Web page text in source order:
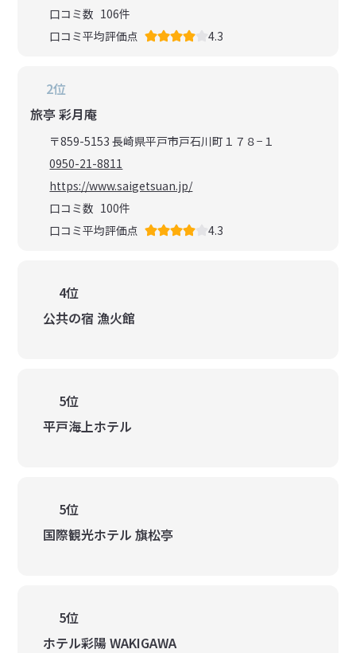
口コミ数 106件
口コミ平均評価点
4.3
2位
旅亭 彩月庵
〒859-5153 長崎県平戸市戸石川町１７８−１
0950-21-8811
https://www.saigetsuan.jp/
口コミ数 100件
口コミ平均評価点
4.3
4位
公共の宿 漁火館
5位
平戸海上ホテル
5位
国際観光ホテル 旗松亭
5位
ホテル彩陽 WAKIGAWA